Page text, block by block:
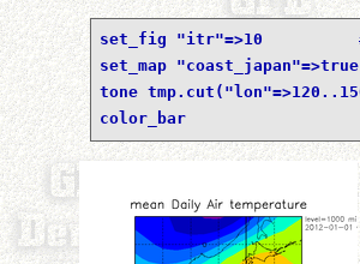
set_fig "itr"=>10          #
set_map
tone
color_bar